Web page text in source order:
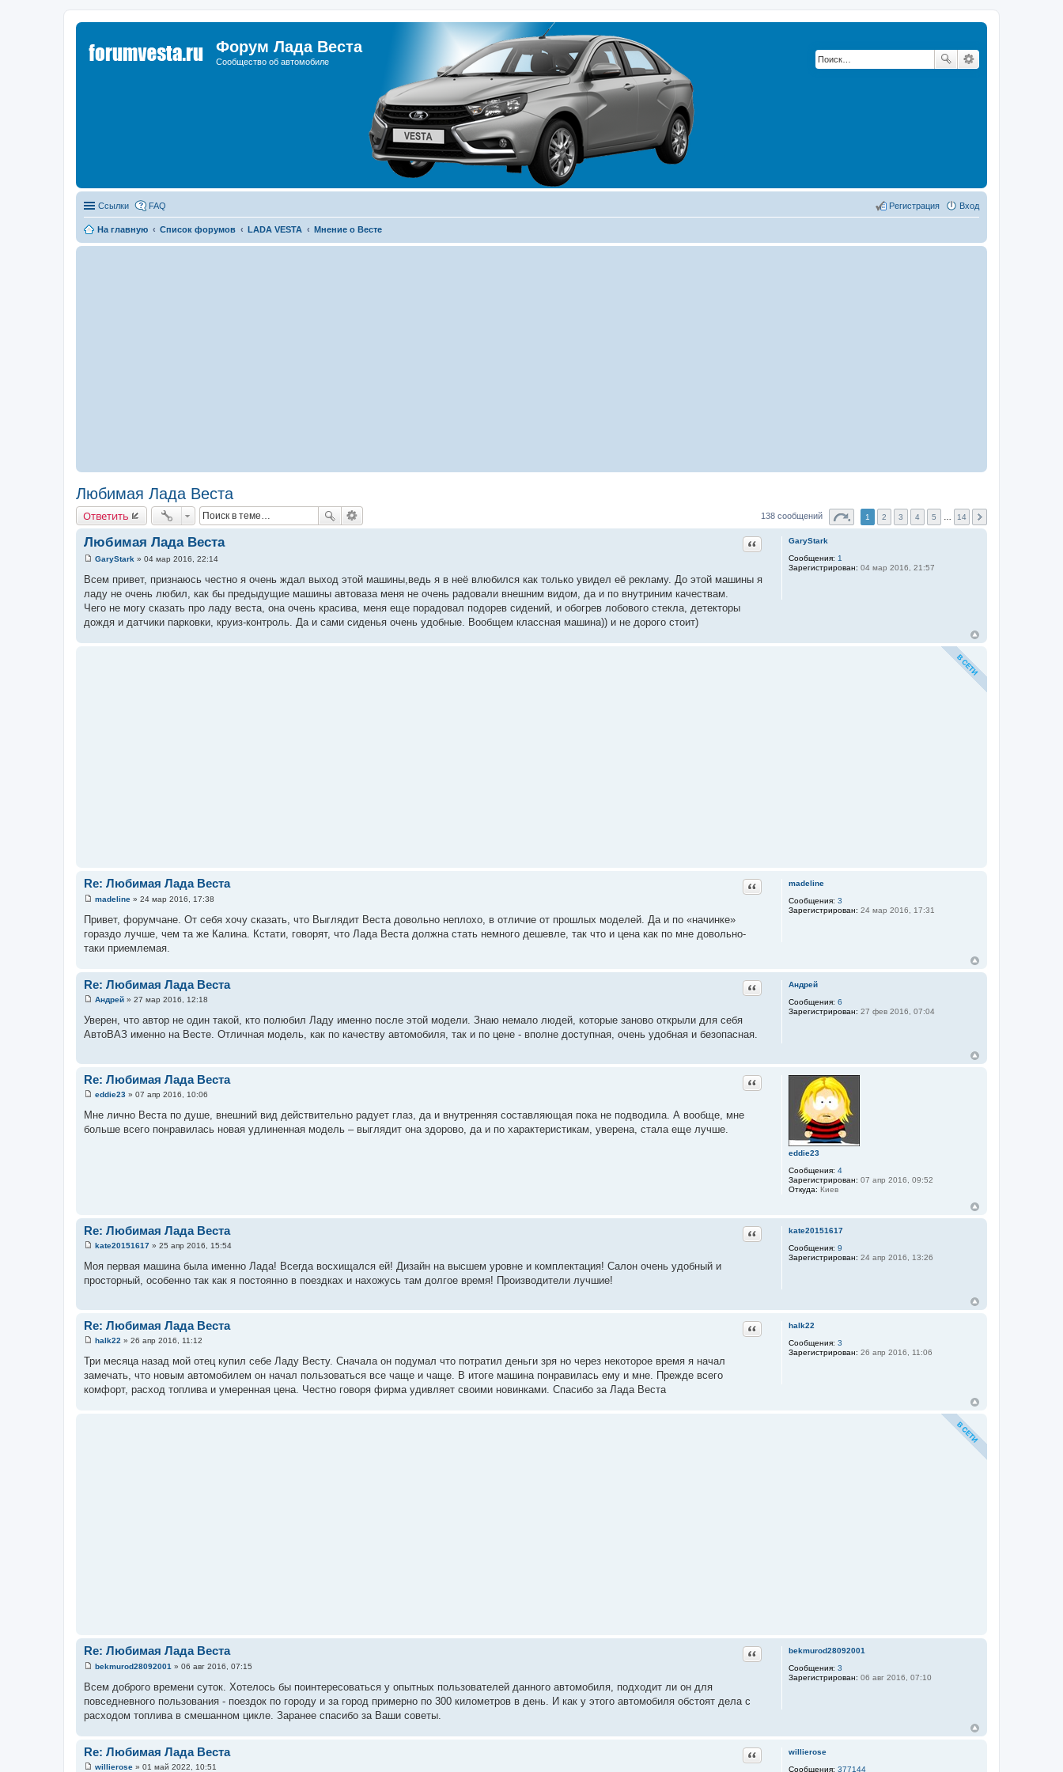
Форум Лада Веста
Сообщество об автомобиле
Ссылки FAQ Вход
Регистрация
На главную Список форумов LADA VESTA Мнение о Весте
Любимая Лада Веста
Ответить 138 сообщений 1 2 3 4 5 14
GaryStark
Сообщения: 1
Зарегистрирован: 04 мар 2016, 21:57
Любимая Лада Веста Цитата
о
б
е
н
е
GaryStark » 04 мар 2016, 22:14
Всем привет, признаюсь честно я очень ждал выход этой машины,ведь я в неё влюбился как только увидел её рекламу. До этой машины я
ладу не очень любил, как бы предыдущие машины автоваза меня не очень радовали внешним видом, да и по внутриним качествам.
Чего не могу сказать про ладу веста, она очень красива, меня еще порадовал подорев сидений, и обогрев лобового стекла, детекторы
дождя и датчики парковки, круиз-контроль. Да и сами сиденья очень удобные. Вообщем классная машина)) и не дорого стоит)
madeline
Сообщения: 3
Зарегистрирован: 24 мар 2016, 17:31
Re: Любимая Лада Веста Цитата
о
б
е
и
е
madeline » 24 мар 2016, 17:38
Привет, форумчане. От себя хочу сказать, что Выглядит Веста довольно неплохо, в отличие от прошлых моделей. Да и по «начинке»
гораздо лучше, чем та же Калина. Кстати, говорят, что Лада Веста должна стать немного дешевле, так что и цена как по мне довольно-
таки приемлемая.
Андрей
Сообщения: 6
Зарегистрирован: 27 фев 2016, 07:04
Re: Любимая Лада Веста Цитата
о
б
н
е
Андрей » 27 мар 2016, 12:18
Уверен, что автор не один такой, кто полюбил Ладу именно после этой модели. Знаю немало людей, которые заново открыли для себя
АвтоВАЗ именно на Весте. Отличная модель, как по качеству автомобиля, так и по цене - вполне доступная, очень удобная и безопасная.
eddie23
Сообщения: 4
Зарегистрирован: 07 апр 2016, 09:52
Откуда: Киев
Re: Любимая Лада Веста Цитата
о
б
eddie23 » 07 апр 2016, 10:06
Мне лично Веста по душе, внешний вид действительно радует глаз, да и внутренняя составляющая пока не подводила. А вообще, мне
больше всего понравилась новая удлиненная модель – выглядит она здорово, да и по характеристикам, уверена, стала еще лучше.
kate20151617
Сообщения: 9
Зарегистрирован: 24 апр 2016, 13:26
Re: Любимая Лада Веста Цитата
о
б
н
е
kate20151617 » 25 апр 2016, 15:54
Моя первая машина была именно Лада! Всегда восхищался ей! Дизайн на высшем уровне и комплектация! Салон очень удобный и
просторный, особенно так как я постоянно в поездках и нахожусь там долгое время! Производители лучшие!
halk22
Сообщения: 3
Зарегистрирован: 26 апр 2016, 11:06
Re: Любимая Лада Веста Цитата
о
б
е
halk22 » 26 апр 2016, 11:12
Три месяца назад мой отец купил себе Ладу Весту. Сначала он подумал что потратил деньги зря но через некоторое время я начал
замечать, что новым автомобилем он начал пользоваться все чаще и чаще. В итоге машина понравилась ему и мне. Прежде всего
комфорт, расход топлива и умеренная цена. Честно говоря фирма удивляет своими новинками. Спасибо за Лада Веста
bekmurod28092001
Сообщения: 3
Зарегистрирован: 06 авг 2016, 07:10
Re: Любимая Лада Веста Цитата
о
б
е
е
bekmurod28092001 » 06 авг 2016, 07:15
Всем доброго времени суток. Хотелось бы поинтересоваться у опытных пользователей данного автомобиля, подходит ли он для
повседневного пользования - поездок по городу и за город примерно по 300 километров в день. И как у этого автомобиля обстоят дела с
расходом топлива в смешанном цикле. Заранее спасибо за Ваши советы.
willierose
Сообщения: 377144
Re: Любимая Лада Веста Цитата
willierose » 01 май 2022, 10:51